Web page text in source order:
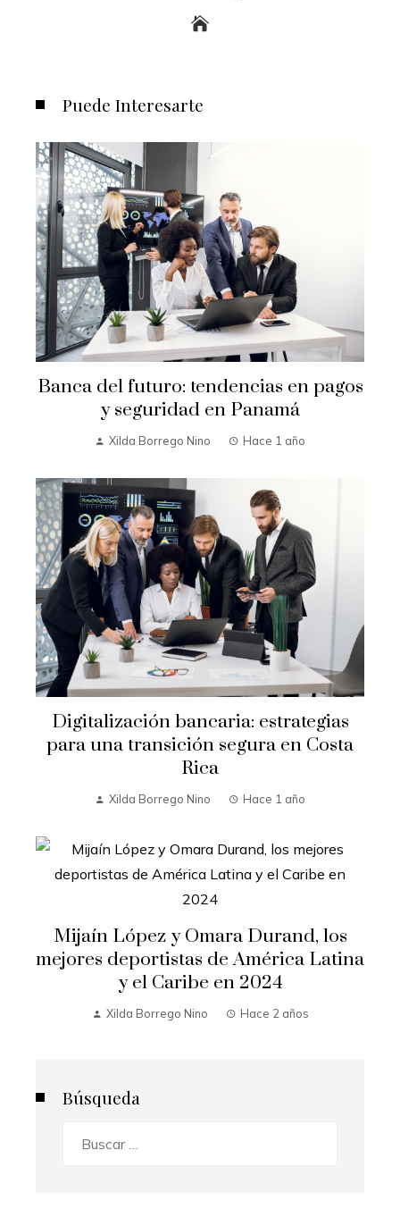
Puede Interesarte
Banca del futuro: tendencias en pagos
y seguridad en Panamá
Xilda Borrego Nino Hace 1 año
Digitalización bancaria: estrategias
para una transición segura en Costa
Rica
Xilda Borrego Nino Hace 1 año
Mijaín López y Omara Durand, los
mejores deportistas de América Latina
y el Caribe en 2024
Xilda Borrego Nino Hace 2 años
Búsqueda